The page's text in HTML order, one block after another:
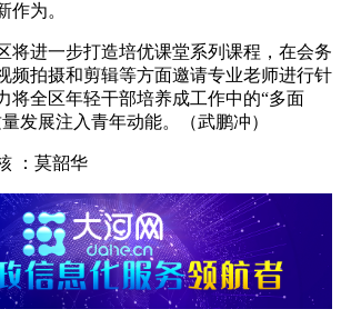
作为。
将进一步打造培优课堂系列课程，在会务
频拍摄和剪辑等方面邀请专业老师进行针
将全区年轻干部培养成工作中的“多面
发展注入青年动能。（武鹏冲）
：莫韶华